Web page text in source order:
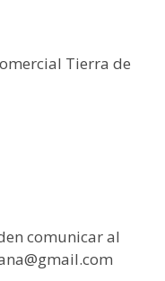
Tierra de
comunicar al